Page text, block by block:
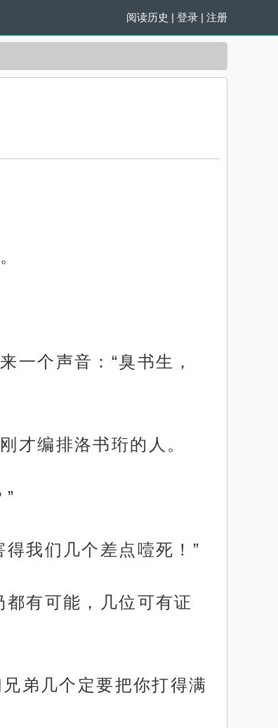
阅读历史 | 登录 | 注册
一个声音：“臭书生，
才编排洛书珩的人。
我们几个差点噎死！”
有可能，几位可有证
弟几个定要把你打得满